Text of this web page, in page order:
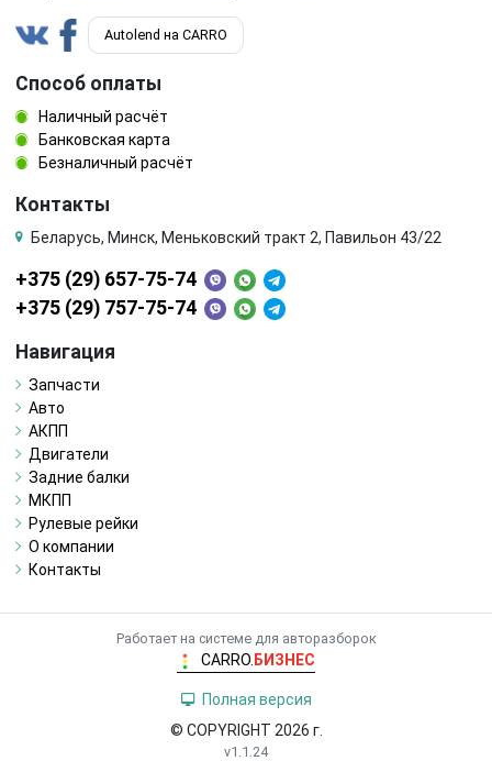
Autolend на CARRO
Способ оплаты
Наличный расчёт
Банковская карта
Безналичный расчёт
Контакты
Беларусь, Минск, Меньковский тракт 2, Павильон 43/22
+375 (29) 657-75-74
+375 (29) 757-75-74
Навигация
Запчасти
Авто
АКПП
Двигатели
Задние балки
МКПП
Рулевые рейки
О компании
Контакты
Работает на системе для авторазборок
CARRO. БИЗНЕС
Полная версия
© COPYRIGHT 2026 г.
v1.1.24